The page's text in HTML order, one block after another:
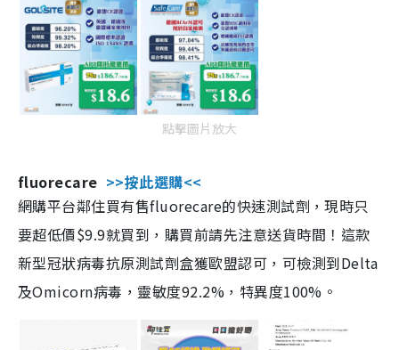
點擊圖片放大
fluorecare >>按此選購<<
網購平台鄰住買有售fluorecare的快速測試劑，現時只
要超低價$9.9就買到，購買前請先注意送貨時間！這款
新型冠狀病毒抗原測試劑盒獲歐盟認可，可檢測到Delta
及Omicorn病毒，靈敏度92.2%，特異度100%。